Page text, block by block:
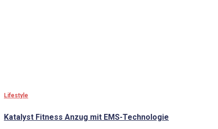
Lifestyle
Katalyst Fitness Anzug mit EMS-Technologie